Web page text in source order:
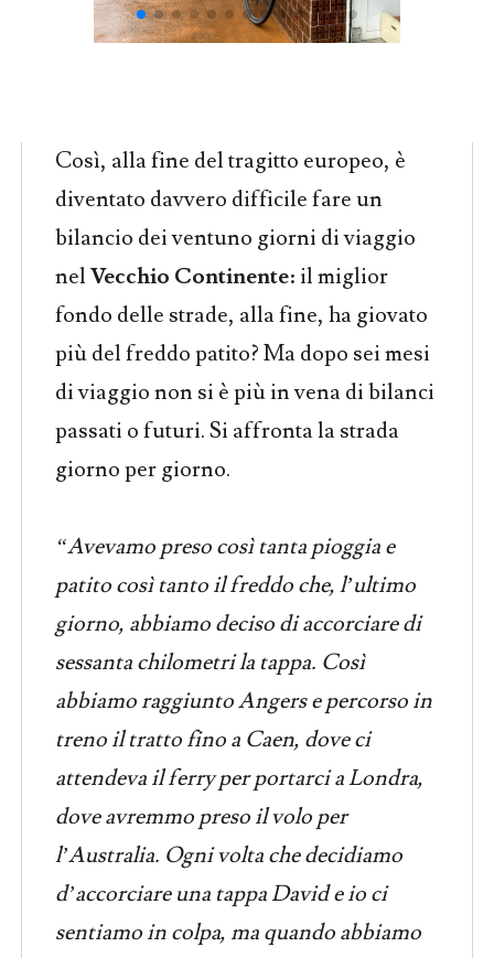
Così, alla fine del tragitto europeo, è
diventato davvero difficile fare un
bilancio dei ventuno giorni di viaggio
nelVecchio Continente: il miglior
fondo delle strade, alla fine, ha giovato
più del freddo patito? Ma dopo sei mesi
di viaggio non si è più in vena di bilanci
passati o futuri. Si affronta la strada
giorno per giorno.
“Avevamo preso così tanta pioggia e
patito così tanto il freddo che, l’ultimo
giorno, abbiamo deciso di accorciare di
sessanta chilometri la tappa. Così
abbiamo raggiunto Angers e percorso in
treno il tratto fino a Caen, dove ci
attendeva il ferry per portarci a Londra,
dove avremmo preso il volo per
l’Australia. Ogni volta che decidiamo
d’accorciare una tappa David e io ci
sentiamo in colpa, ma quando abbiamo